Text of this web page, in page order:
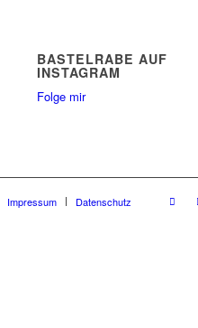
BASTELRABE AUF
INSTAGRAM
Folge mir
Impressum Datenschutz